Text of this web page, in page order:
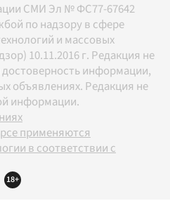
СМИ Эл № ФС77-67642
по надзору в сфере
и массовых
10.11.2016 г. Редакция не
достоверность информации,
объявлениях. Редакция не
информации.
применяются
в соответствии с
18+